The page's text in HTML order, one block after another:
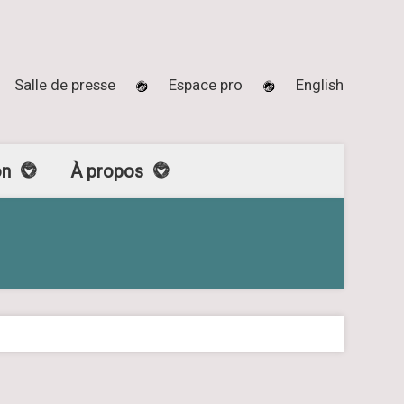
Salle de presse Espace pro English
À propos